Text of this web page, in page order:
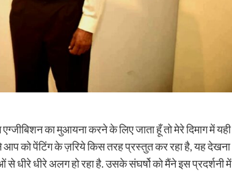
का मुआयना करने के लिए जाता हूँ तो मेरे दिमाग में यही
को पेंटिंग के ज़रिये किस तरह प्रस्तुत कर रहा है, यह देखना
धीरे धीरे अलग हो रहा है. उसके संघर्षो को मैंने इस प्रदर्शनी में